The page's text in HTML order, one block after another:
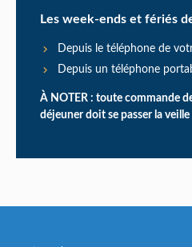
Les week-ends et fériés
Depuis le téléphone de
Depuis un téléphone
À NOTER : toute commande
déjeuner doit se passer la